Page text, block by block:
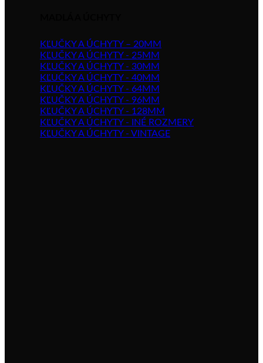
KĽUČKY A ÚCHYTY – 20MM
KĽUČKY A ÚCHYTY - 25MM
KĽUČKY A ÚCHYTY - 30MM
KĽUČKY A ÚCHYTY - 40MM
KĽUČKY A ÚCHYTY - 64MM
KĽUČKY A ÚCHYTY - 96MM
KĽUČKY A ÚCHYTY - 128MM
KĽUČKY A ÚCHYTY - INÉ ROZMERY
KĽUČKY A ÚCHYTY - VINTAGE